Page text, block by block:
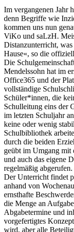
Im vergangenen Jahr
denn Begriffe wie
kommen uns nun
ViKo und saLzH.
Distanzunterricht,
Hause«, so die
Die
Mendelssohn hat im
Office365 und der
vollständige
Schüler*innen, die
Schulleitung eins der
im letzten Schuljahr
keine oder wenig
Schulbibliothek
durch die beiden
geübt im Umgang mit
und auch das eigene
regelmäßig abgerufen.
Der Unterricht findet
anhand von
ernsthafte
die Menge an
Abgabetermine und
vorgefertigtes
wird, aber alle